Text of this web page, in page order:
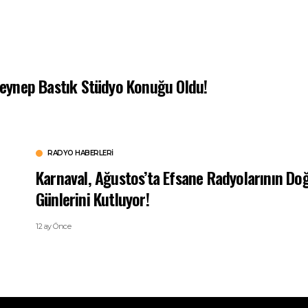
Bastık Stüdyo Konuğu Oldu!
RADYO HABERLERI
Karnaval, Ağustos’ta Efsane Radyolarının
Günlerini Kutluyor!
12 ay Önce